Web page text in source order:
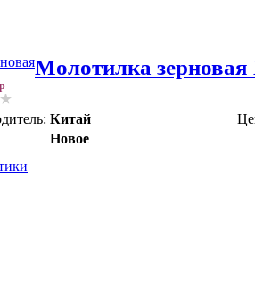
Молотилка зерновая
Китай
Новое